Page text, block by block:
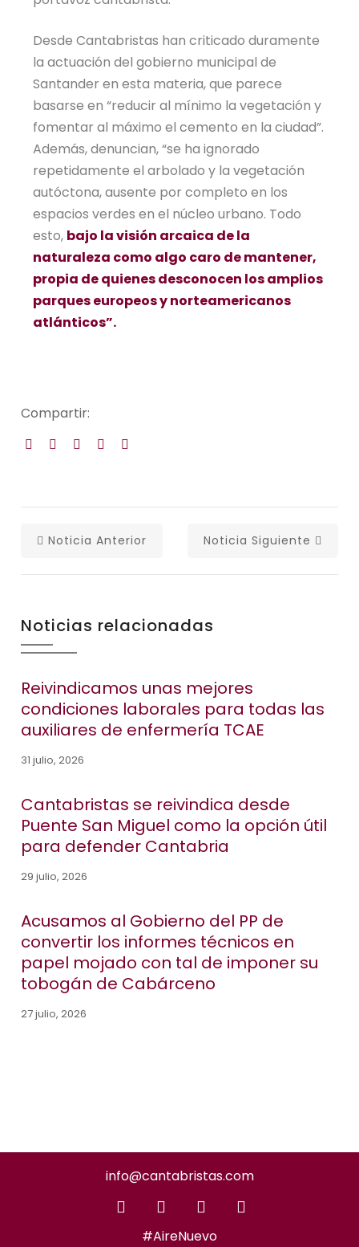
Desde Cantabristas han criticado duramente
la actuación del gobierno municipal de
Santander en esta materia, que parece
basarse en “reducir al mínimo la vegetación y
fomentar al máximo el cemento en la ciudad”.
Además, denuncian, “se ha ignorado
repetidamente el arbolado y la vegetación
autóctona, ausente por completo en los
espacios verdes en el núcleo urbano. Todo
esto, bajo la visión arcaica de la
naturaleza como algo caro de mantener,
propia de quienes desconocen los amplios
parques europeos y norteamericanos
atlánticos”.
Compartir:
Noticia Anterior Noticia Siguiente
Noticias relacionadas
Reivindicamos unas mejores
condiciones laborales para todas las
auxiliares de enfermería TCAE
31 julio, 2026
Cantabristas se reivindica desde
Puente San Miguel como la opción útil
para defender Cantabria
29 julio, 2026
Acusamos al Gobierno del PP de
convertir los informes técnicos en
papel mojado con tal de imponer su
tobogán de Cabárceno
27 julio, 2026
info@cantabristas.com
#AireNuevo